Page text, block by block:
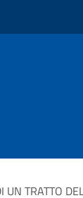
TRATTO